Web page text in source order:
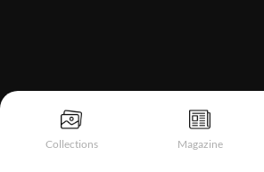
Collections Magazine
Informativa sulla raccolta